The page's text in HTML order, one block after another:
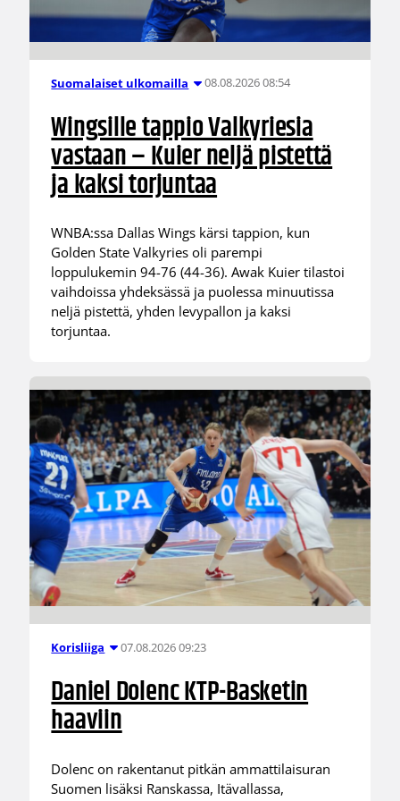
Suomalaiset ulkomailla 08.08.2026 08:54
Wingsille tappio Valkyriesia
vastaan – Kuier neljä pistettä
ja kaksi torjuntaa
WNBA:ssa Dallas Wings kärsi tappion, kun
Golden State Valkyries oli parempi
loppulukemin 94-76 (44-36). Awak Kuier tilastoi
vaihdoissa yhdeksässä ja puolessa minuutissa
neljä pistettä, yhden levypallon ja kaksi
torjuntaa.
Korisliiga 07.08.2026 09:23
Daniel Dolenc KTP-Basketin
haaviin
Dolenc on rakentanut pitkän ammattilaisuran
Suomen lisäksi Ranskassa, Itävallassa,